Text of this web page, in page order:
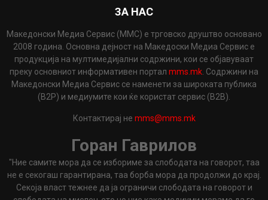
ЗА НАС
Македонски Медиа Сервис (ММС) е трговско друштво основано
2008 година. Основна дејност на Македоски Медиа Сервис е
продукција на мултимедијални содржини, кои се објавуваат
преку основниот информативен портал mms.mk . Содржини на
Македонски Медиа Сервис се наменети за широката публика
(B2P) и медиумите кои ќе користат сервис (B2B).
Контактирај не mms@mms.mk
Горан Гаврилов
"Ние самите мора да се избориме за слободата на говорот, таа
не е секогаш гарантирана, таа борба мора да продолжи до крај.
Секоја власт тежнее да ја ограничи слободата на говорот и